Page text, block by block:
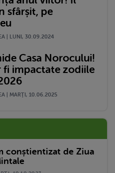
sfârșit, pe
| LUNI, 30.09.2024
Casa Norocului!
fi impactate zodiile
| MARŢI, 10.06.2025
conștientizat de Ziua